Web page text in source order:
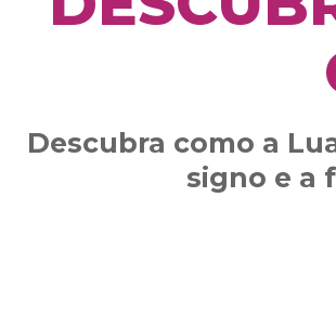
Descubra como a
signo e a